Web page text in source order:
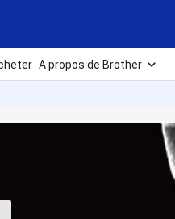
A propos de Brother